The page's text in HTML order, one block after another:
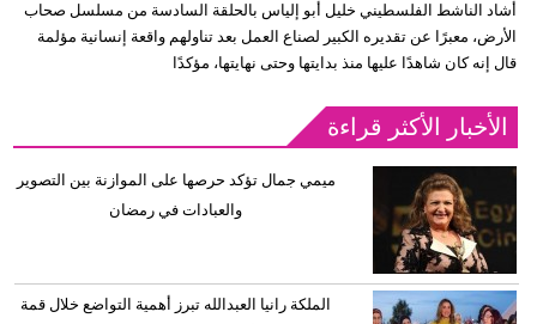
أشاد الناشط الفلسطيني خليل أبو إلياس بالحلقة السادسة من مسلسل صحاب
الأرض، معبرًا عن تقديره الكبير لصناع العمل بعد تناولهم واقعة إنسانية مؤلمة
قال إنه كان شاهدًا عليها منذ بدايتها وحتى نهايتها، مؤكدًا
الأخبار الأكثر قراءة
ميمي جمال تؤكد حرصها على الموازنة بين التصوير
والعبادات في رمضان
الملكة رانيا العبدالله تبرز أهمية التواضع خلال قمة